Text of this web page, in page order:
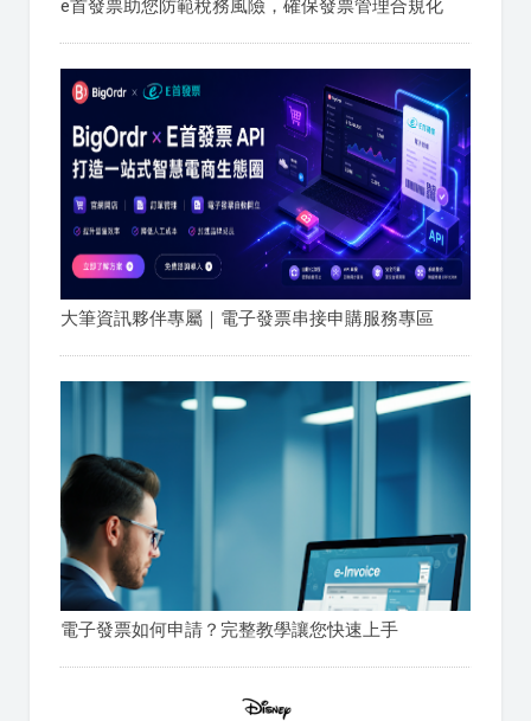
e首發票助您防範稅務風險，確保發票管理合規化
大筆資訊夥伴專屬｜電子發票串接申購服務專區
電子發票如何申請？完整教學讓您快速上手